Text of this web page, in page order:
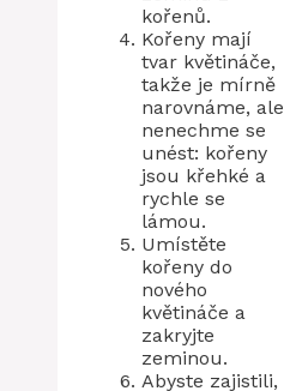
kořenů.
Kořeny mají
tvar květináče,
takže je mírně
narovnáme, ale
nenechme se
unést: kořeny
jsou křehké a
rychle se
lámou.
Umístěte
kořeny do
nového
květináče a
zakryjte
zeminou.
Abyste zajistili,